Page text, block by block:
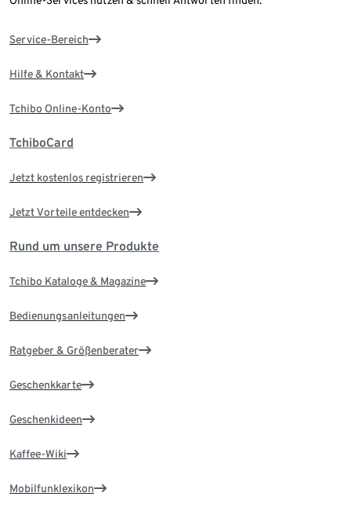
Service-Bereich
Hilfe & Kontakt
Tchibo Online-Konto
TchiboCard
Jetzt kostenlos registrieren
Jetzt Vorteile entdecken
Rund um unsere Produkte
Tchibo Kataloge & Magazine
Bedienungsanleitungen
Ratgeber & Größenberater
Geschenkkarte
Geschenkideen
Kaffee-Wiki
Mobilfunklexikon